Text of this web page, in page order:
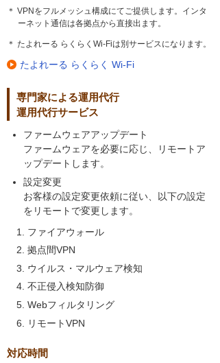
＊ VPNをフルメッシュ構成にてご提供します。インタ
ーネット通信は各拠点から直接出ます。
＊ たよれーる らくらくWi-Fiは別サービスになります。
たよれーる らくらく Wi-Fi
専門家による運用代行
運用代行サービス
ファームウェアアップデート
ファームウェアを必要に応じ、リモートア
ップデートします。
設定変更
お客様の設定変更依頼に従い、以下の設定
をリモートで変更します。
ファイアウォール
拠点間VPN
ウイルス・マルウェア検知
不正侵入検知防御
Webフィルタリング
リモートVPN
対応時間